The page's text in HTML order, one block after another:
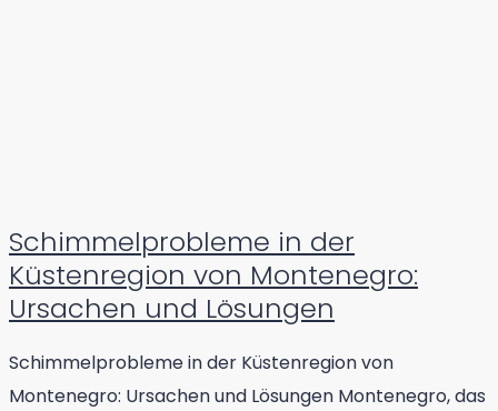
Schimmelprobleme in der
Küstenregion von Montenegro:
Ursachen und Lösungen
Schimmelprobleme in der Küstenregion von
Montenegro: Ursachen und Lösungen Montenegro, das